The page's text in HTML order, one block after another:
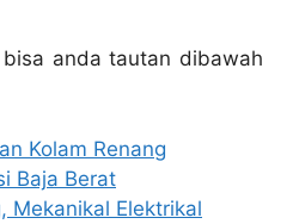
anda tautan dibawah
Kolam Renang
Baja Berat
Mekanikal Elektrikal